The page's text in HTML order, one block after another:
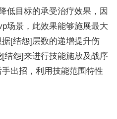
低目标的承受治疗效果，因
场景，此效果能够施展最大
[结怨]层数的递增提升伤
结怨]来进行技能施放及战序
出招，利用技能范围特性